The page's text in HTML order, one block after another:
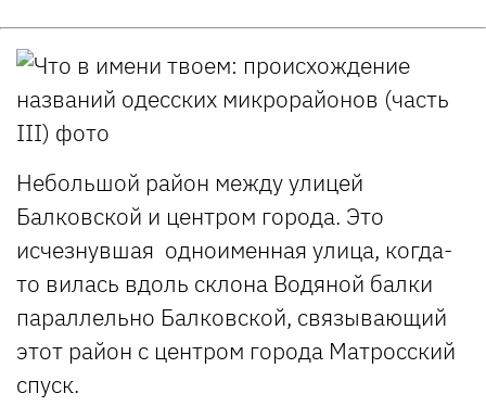
Небольшой район между улицей
Балковской и центром города. Это
исчезнувшая одноименная улица, когда-
то вилась вдоль склона Водяной балки
параллельно Балковской, связывающий
этот район с центром города Матросский
спуск.